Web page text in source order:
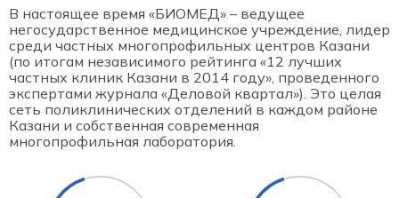
В настоящее время «БИОМЕД» – ведущее
негосударственное медицинское учреждение, лидер
среди частных многопрофильных центров Казани
(по итогам независимого рейтинга «12 лучших
частных клиник Казани в 2014 году», проведенного
экспертами журнала «Деловой квартал»). Это целая
сеть поликлинических отделений в каждом районе
Казани и собственная современная
многопрофильная лаборатория.